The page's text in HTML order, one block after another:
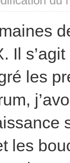
Il
les
les